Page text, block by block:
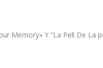
Memory» Y “La Pell De La